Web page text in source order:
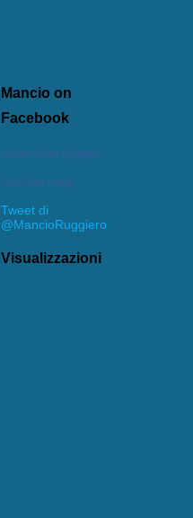
Mancio on
Facebook
Mancio Mario Ruggiero
Crea il tuo badge
Tweet di
@MancioRuggiero
Visualizzazioni